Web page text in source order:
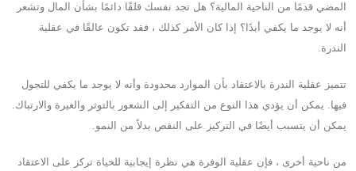
المضي قدمًا من الناحية المالية؟ هل تجد نفسك قلقًا دائمًا بشأن المال وتشعر
أنه لا يوجد ما يكفي أبدًا؟ إذا كان الأمر كذلك ، فقد تكون عالقًا في عقلية
الندرة.
تتميز عقلية الندرة بالاعتقاد بأن الموارد محدودة وأنه لا يوجد ما يكفي للتجول
فيها. يمكن أن يؤدي هذا النوع من التفكير إلى الشعور بالتوتر والغيرة والارتباك.
يمكن أن يتسبب أيضًا في التركيز على النقص بدلاً من النمو.
من ناحية أخرى ، فإن عقلية الوفرة هي نظرة إيجابية للحياة تركز على الاعتقاد